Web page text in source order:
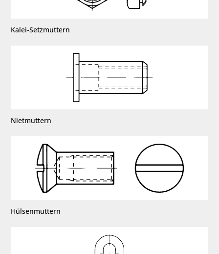
Kalei-Setzmuttern
Nietmuttern
Hülsenmuttern